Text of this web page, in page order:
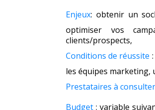
Enjeux: obtenir un
optimiser vos
clients/prospects,
Conditions de réussite
les équipes marketing,
Prestataires à consulter
Budget : variable